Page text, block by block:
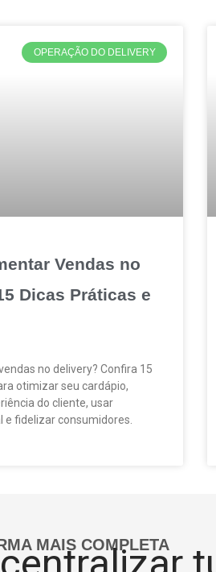
OPERAÇÃO DO DELIVERY
Vendas no
Dicas Práticas e
no delivery? Confira 15
otimizar seu cardápio,
do cliente, usar
e fidelizar consumidores.
MAIS COMPLETA